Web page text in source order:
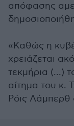
απόφασης
«Καθώς η
χρειάζεται
τεκμήρια (...)
αίτημα του κ.
Ρόις